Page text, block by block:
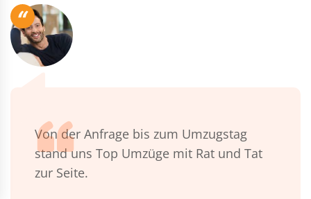
“
Von der Anfrage bis zum Umzugstag
stand uns Top Umzüge mit Rat und Tat
zur Seite.